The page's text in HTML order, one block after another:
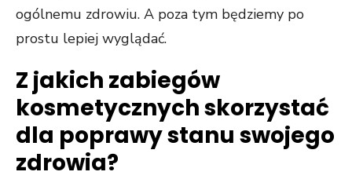
ogólnemu zdrowiu. A poza tym będziemy po
prostu lepiej wyglądać.
Z jakich zabiegów
kosmetycznych skorzystać
dla poprawy stanu swojego
zdrowia?